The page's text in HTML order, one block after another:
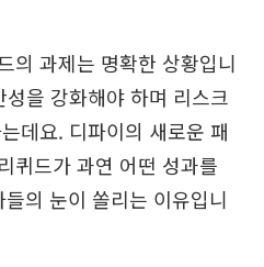
의 과제는 명확한 상황입니
을 강화해야 하며 리스크
데요. 디파이의 새로운 패
퀴드가 과연 어떤 성과를
의 눈이 쏠리는 이유입니